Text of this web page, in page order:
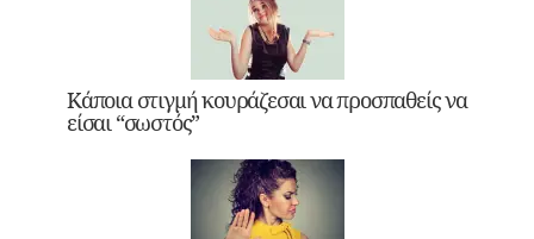
Κάποια στιγμή κουράζεσαι να προσπαθείς να
είσαι “σωστός”